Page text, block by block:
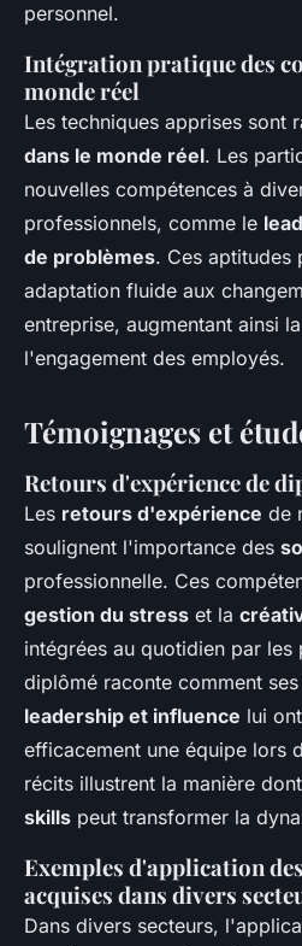
personnel.
Intégration pratique des
monde réel
Les techniques apprises sont
dans le monde réel. Les
nouvelles compétences à
professionnels, comme le
de problèmes. Ces aptitudes
adaptation fluide aux
entreprise, augmentant ainsi la
l'engagement des employés.
Témoignages et
Retours d'expérience de
Les retours d'expérience de
soulignent l'importance des
professionnelle. Ces
gestion du stress et la
intégrées au quotidien par les
diplômé raconte comment
leadership et influence lui
efficacement une équipe lors
récits illustrent la manière
skills peut transformer la
Exemples d'application
acquises dans divers
Dans divers secteurs,